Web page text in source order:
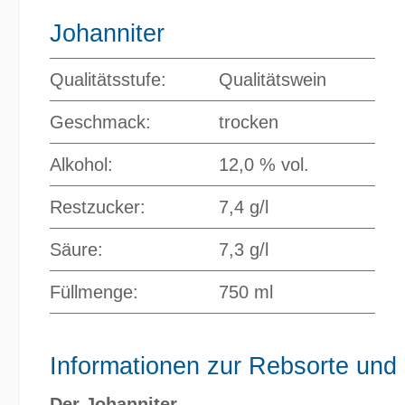
Johanniter
Qualitätsstufe: Qualitätswein
Geschmack: trocken
Alkohol: 12,0 % vol.
Restzucker: 7,4 g/l
Säure: 7,3 g/l
Füllmenge: 750 ml
Informationen zur Rebsorte und